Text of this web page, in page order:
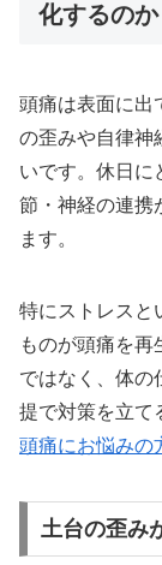
化するのか
頭痛は表面に出
の歪みや自律神
いです。休日に
節・神経の連携
ます。
特にストレスと
ものが頭痛を再
ではなく、体
提で対策を立て
頭痛にお悩みの
土台の歪み